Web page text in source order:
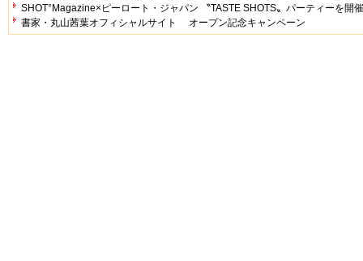
SHOT°Magazine×ピーロート・ジャパン 〝TASTE SHOTS〟パーティーを開催
書家・丸山茜葉オフィシャルサイト オープン記念キャンペーン